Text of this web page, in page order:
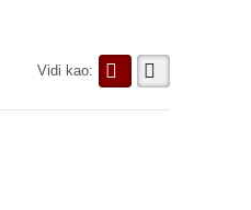
Vidi kao: